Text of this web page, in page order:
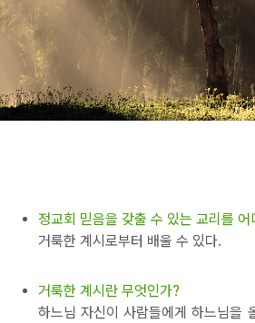
정교회 믿음을 갖출 수 있는 교리를
거룩한 계시로부터 배울 수 있다.
거룩한 계시란 무엇인가?
하느님 자신이 사람들에게 하느님을